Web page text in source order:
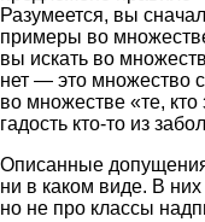
Разумеется, вы
примеры во
вы искать во
нет — это множество
во множестве «те,
гадость кто-то из
Описанные
ни в каком виде. В
но не про классы